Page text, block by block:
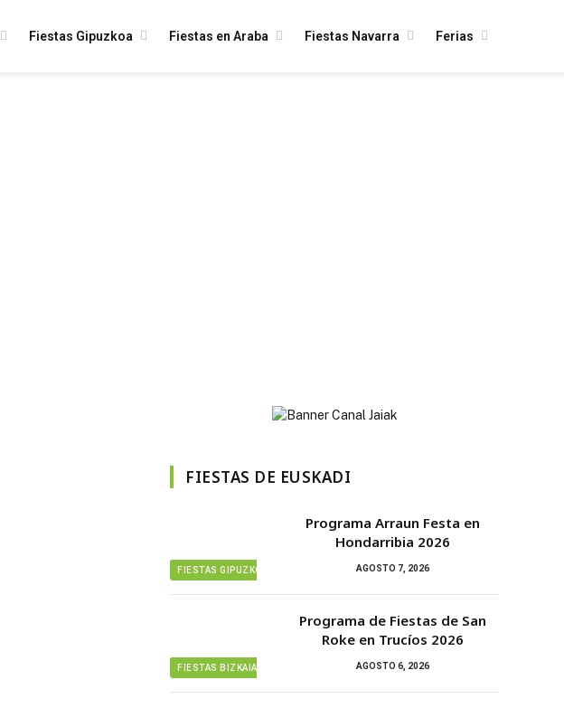
Fiestas Gipuzkoa Fiestas en Araba Fiestas Navarra Ferias
FIESTAS DE EUSKADI
FIESTAS GIPUZKOA
Programa Arraun Festa en
Hondarribia 2026
AGOSTO 7, 2026
FIESTAS BIZKAIA
Programa de Fiestas de San
Roke en Trucíos 2026
AGOSTO 6, 2026